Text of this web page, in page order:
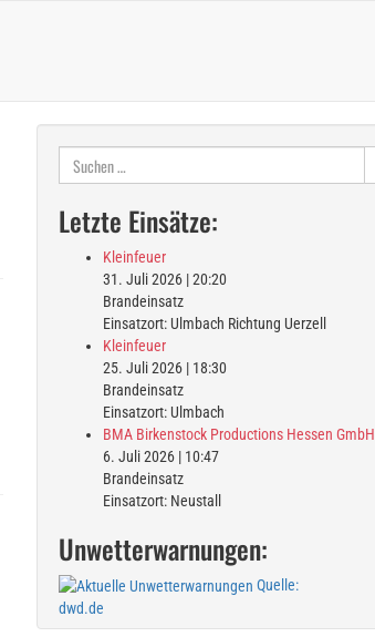
Suchen
nach:
Letzte Einsätze:
Kleinfeuer
31. Juli 2026 |20:20
Brandeinsatz
Einsatzort: Ulmbach Richtung Uerzell
Kleinfeuer
25. Juli 2026 | 18:30
Brandeinsatz
Einsatzort: Ulmbach
BMA Birkenstock Productions Hessen GmbH
6. Juli 2026 | 10:47
Brandeinsatz
Einsatzort: Neustall
Unwetterwarnungen:
Quelle:
dwd.de